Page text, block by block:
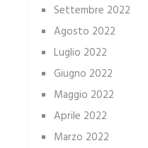
Settembre 2022
Agosto 2022
Luglio 2022
Giugno 2022
Maggio 2022
Aprile 2022
Marzo 2022